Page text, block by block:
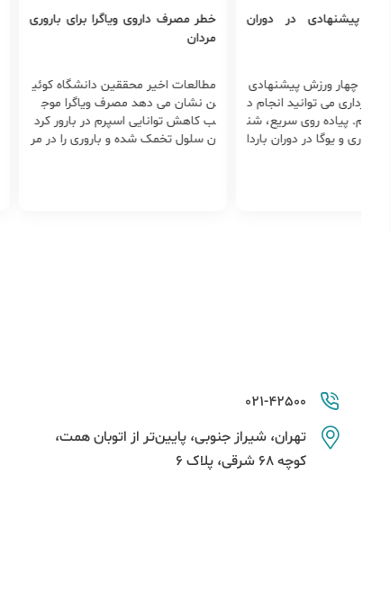
پیشنهادی در دوران
به چهار ورزش پیشنهادی
بارداری می توانید انجام د
پیاده روی سریع، شن
سواری و یوگا در دوران باردا
خطر مصرف داروی ویاگرا برای باروری
مردان
مطالعات اخیر محققین دانشگاه کوئی
ن نشان می دهد مصرف ویاگرا موج
ب کاهش توانایی اسپرم در بارور کرد
ن سلول تخمک شده و باروری را در مر
021-42500
تهران، شیراز جنوبی، پایین‌تر از اتوبان همت،
کوچه 68 شرقی، پلاک 6